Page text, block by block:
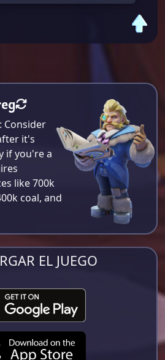
: Consider
it's
if you're a
like 700k
coal, and
EL JUEGO